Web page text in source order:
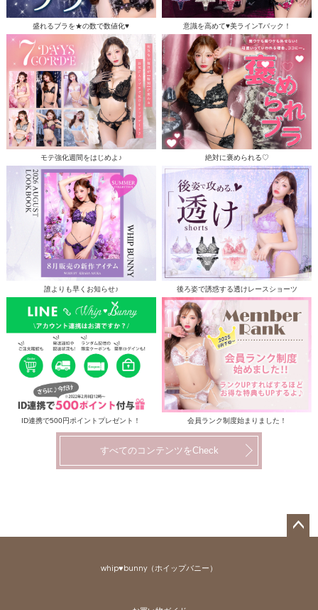
盛れるブラを★の数で数値化♥ 意識を高めて♥美ラインTバック！
モテ強化週間をはじめよ♪ 絶対に褒められる♡
誰よりも早くお知らせ♪ 後ろ姿で誘惑する透けレースショーツ
ID連携で500円ポイントプレゼント！ 会員ランク制度始まりました！
すべてのコンテンツをCheck
whip♥bunny（ホイップバニー）